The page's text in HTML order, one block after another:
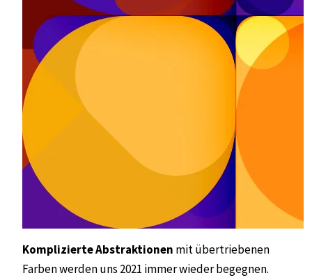
Komplizierte Abstraktionen mit übertriebenen
Farbenwerden uns 2021 immer wieder begegnen.